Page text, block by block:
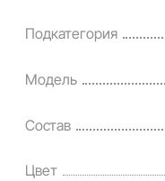
Подкатегория
Модель
Состав
Цвет